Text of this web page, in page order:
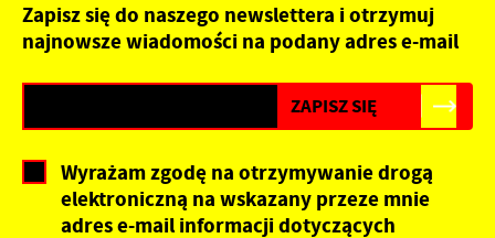
Zapisz się do naszego newslettera i otrzymuj
najnowsze wiadomości na podany adres e-mail
Wyrażam zgodę na otrzymywanie drogą
elektroniczną na wskazany przeze mnie
adres e-mail informacji dotyczących